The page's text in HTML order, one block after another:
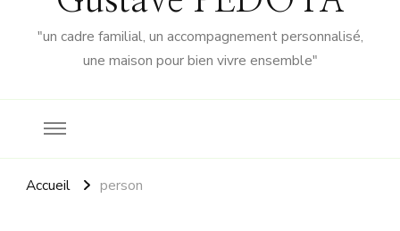
"un cadre familial, un accompagnement personnalisé,
une maison pour bien vivre ensemble"
Accueil person